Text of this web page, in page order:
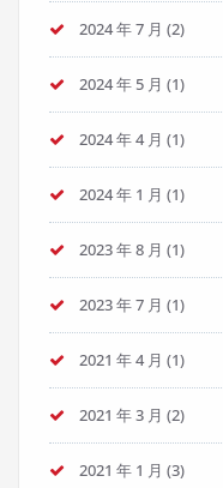
2024 年 7 月 (2)
2024 年 5 月 (1)
2024 年 4 月 (1)
2024 年 1 月 (1)
2023 年 8 月 (1)
2023 年 7 月 (1)
2021 年 4 月 (1)
2021 年 3 月 (2)
2021 年 1 月 (3)